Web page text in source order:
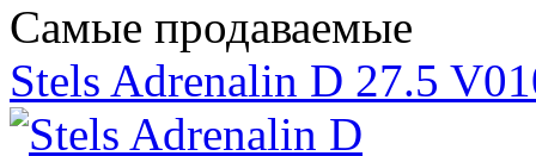
Самые продаваемые
Stels Adrenalin D 27.5